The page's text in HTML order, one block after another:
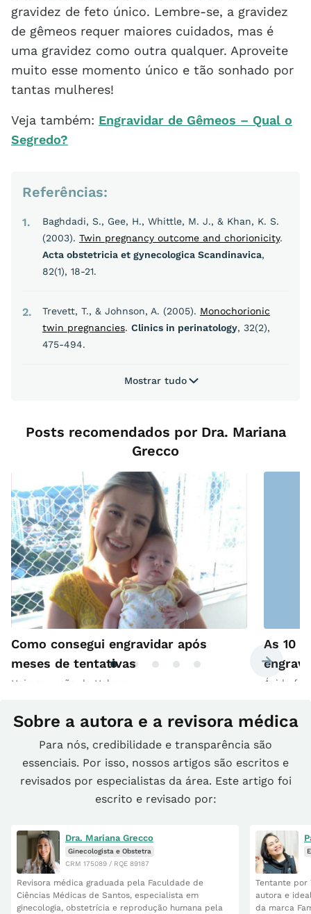
gravidez de feto único. Lembre-se, a gravidez
de gêmeos requer maiores cuidados, mas é
uma gravidez como outra qualquer. Aproveite
muito esse momento único e tão sonhado por
tantas mulheres!
Veja também: Engravidar de Gêmeos – Qual o
Segredo?
Referências:
1
Baghdadi, S., Gee, H., Whittle, M. J., & Khan, K. S.
(2003). Twin pregnancy outcome and chorionicity.
Acta obstetricia et gynecologica Scandinavica,
82(1), 18-21.
2 Trevett, T., & Johnson, A. (2005). Monochorionic
twin pregnancies. Clinics in perinatology, 32(2),
475-494.
Mostrar tudo
Posts recomendados por Dra. Mariana
Grecco
Como consegui engravidar após
meses de tentativas
Hoje sou mãe da Helena
As 10
Ácido
Sobre a autora e a revisora médica
Para nós, credibilidade e transparência são
essenciais. Por isso, nossos artigos são escritos e
revisados por especialistas da área. Este artigo foi
escrito e revisado por:
Dra. Mariana Grecco
Ginecologista e Obstetra
CRM 175089 / RQE 89187
Revisora médica graduada pela Faculdade de
Ciências Médicas de Santos, especialista em
ginecologia, obstetrícia e reprodução humana pela
Tentante por
autora e
da marca